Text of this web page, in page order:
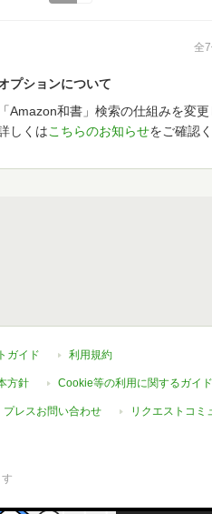
全
プションについて
Amazon和書」検索の仕組みを変
しくはこちらのお知らせをご確認
ガイド 利用規約
方針 Cookie等の利用に関するガイ
プレスお問い合わせ リクエストコミ